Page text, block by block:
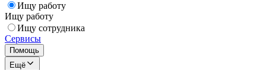
Ищу работу
Ищу работу
Ищу сотрудника
Сервисы
Помощь
Ещё